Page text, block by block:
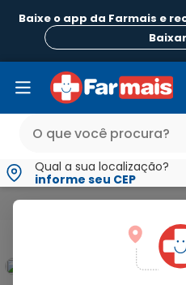
Baixe o app da Farmais e
Qual a sua localização?
informe seu CEP